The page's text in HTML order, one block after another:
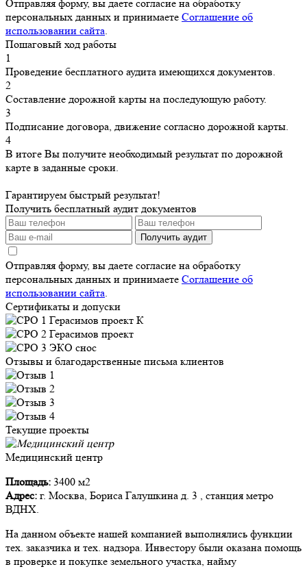
Отправляя форму, вы даете согласие на обработку
персональных данных и принимаете Соглашение об
использовании сайта.
Пошаговый ход работы
1
Проведение бесплатного аудита имеющихся документов.
2
Составление дорожной карты на последующую работу.
3
Подписание договора, движение согласно дорожной карты.
4
В итоге Вы получите необходимый результат по дорожной
карте в заданные сроки.
Гарантируем быстрый результат!
Получить бесплатный аудит документов
Получить аудит
Отправляя форму, вы даете согласие на обработку
персональных данных и принимаете Соглашение об
использовании сайта.
Сертификаты и допуски
Отзывы и благодарственные письма клиентов
Текущие проекты
Медицинский центр
Площадь: 3400 м2
Адрес: г. Москва, Бориса Галушкина д. 3 , станция метро
ВДНХ.
На данном объекте нашей компанией выполнялись функции
тех. заказчика и тех. надзора. Инвестору были оказана помощь
в проверке и покупке земельного участка, найму